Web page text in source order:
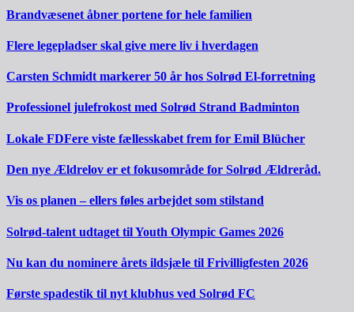
Brandvæsenet åbner portene for hele familien
Flere legepladser skal give mere liv i hverdagen
Carsten Schmidt markerer 50 år hos Solrød El-forretning
Professionel julefrokost med Solrød Strand Badminton
Lokale FDFere viste fællesskabet frem for Emil Blücher
Den nye Ældrelov er et fokusområde for Solrød Ældreråd.
Vis os planen – ellers føles arbejdet som stilstand
Solrød-talent udtaget til Youth Olympic Games 2026
Nu kan du nominere årets ildsjæle til Frivilligfesten 2026
Første spadestik til nyt klubhus ved Solrød FC